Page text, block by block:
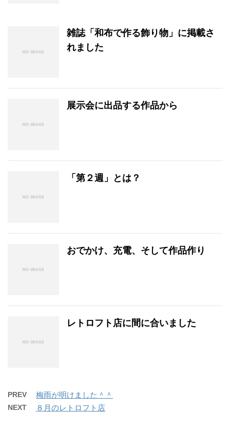
雑誌「和布で作る飾り物」に掲載さ
れました
展示会に出品する作品から
「第２週」とは？
おでかけ、充電、そして作品作り
レトロフト店に間に合いました
PREV 梅雨が明けました＾＾
NEXT ８月のレトロフト店